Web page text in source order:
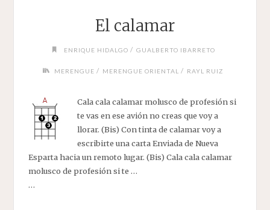
El calamar
ENRIQUE HIDALGO / GUALBERTO IBARRETO
MERENGUE / MERENGUE ORIENTAL / RAYL RUIZ
Cala cala calamar molusco de profesión si
te vas en ese avión no creas que voy a
llorar. (Bis) Con tinta de calamar voy a
escribirte una carta Enviada de Nueva
Esparta hacia un remoto lugar. (Bis) Cala cala calamar
molusco de profesión si te …
…